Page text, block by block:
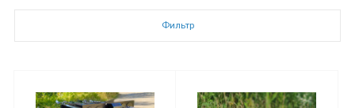
Фильтр